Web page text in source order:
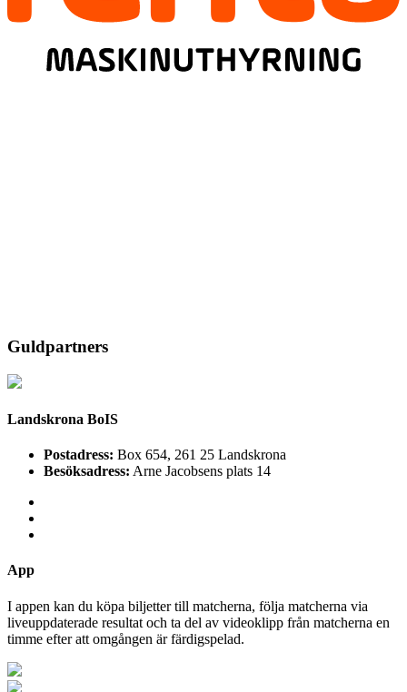
Guldpartners
Landskrona BoIS
Postadress: Box 654, 261 25 Landskrona
Besöksadress: Arne Jacobsens plats 14
App
I appen kan du köpa biljetter till matcherna, följa matcherna via
liveuppdaterade resultat och ta del av videoklipp från matcherna en
timme efter att omgången är färdigspelad.